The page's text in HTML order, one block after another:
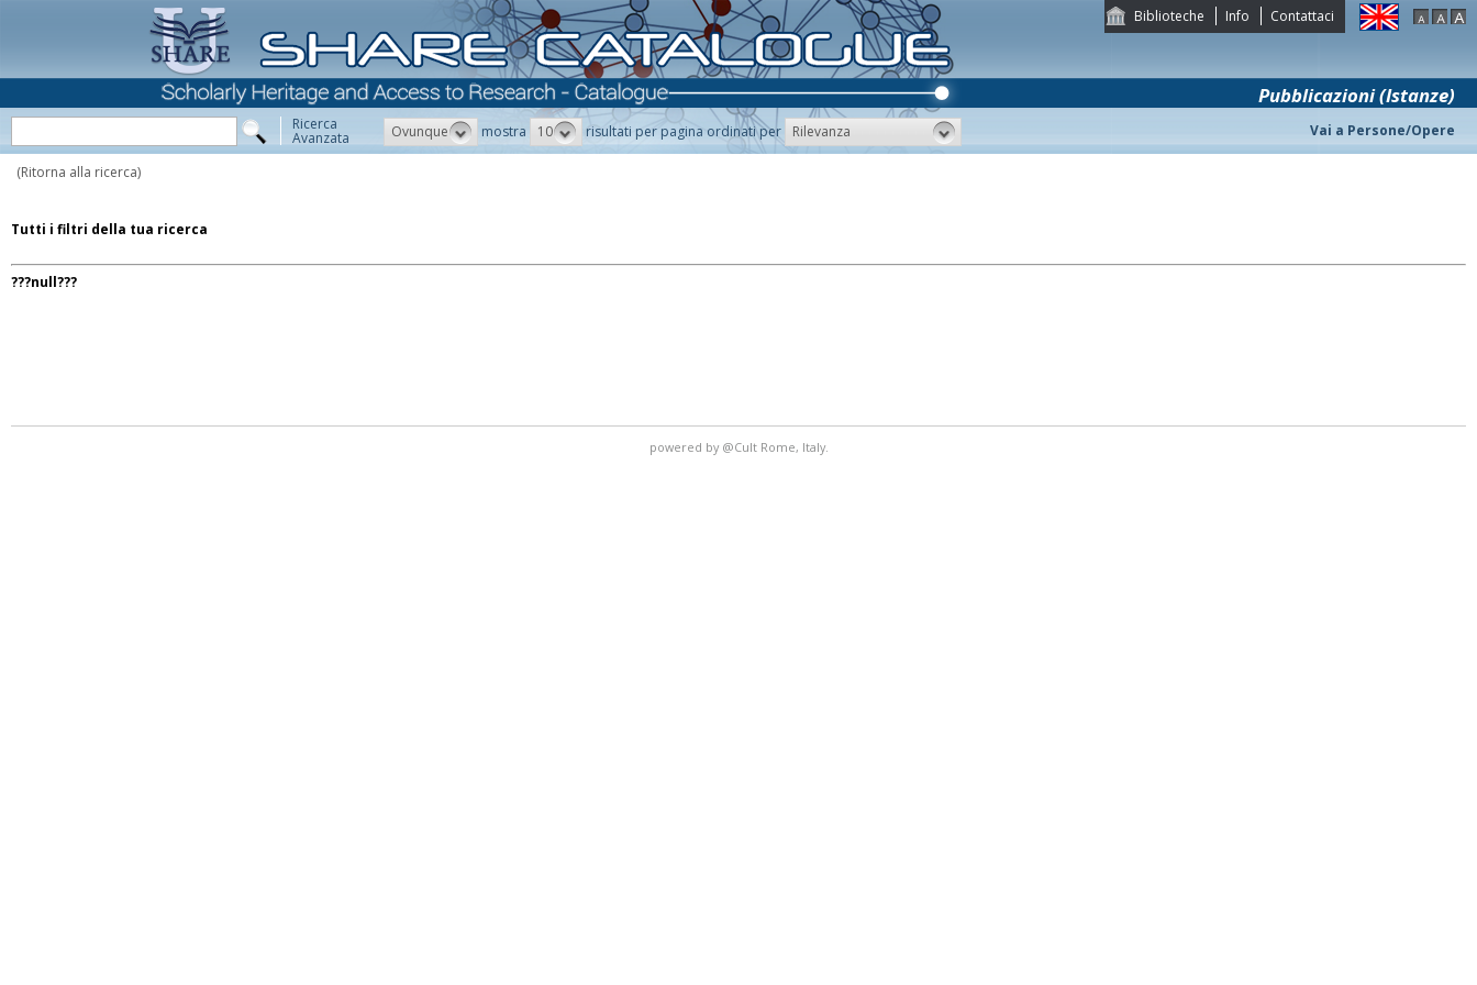
Biblioteche Info Contattaci
Pubblicazioni (Istanze)
Ricerca
Avanzata Ovunque mostra 10 risultati per pagina ordinati per Rilevanza Vai a Persone/Opere
(Ritorna alla ricerca)
Tutti i filtri della tua ricerca
???null???
powered by @Cult Rome, Italy.